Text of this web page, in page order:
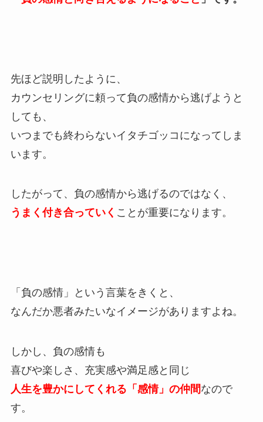
先ほど説明したように、
カウンセリングに頼って負の感情から逃げようと
しても、
いつまでも終わらないイタチゴッコになってしま
います。
したがって、負の感情から逃げるのではなく、
うまく付き合っていく ことが重要になります。
「負の感情」という言葉をきくと、
なんだか悪者みたいなイメージがありますよね。
しかし、負の感情も
喜びや楽しさ、充実感や満足感と同じ
人生を豊かにしてくれる「感情」の仲間なので
す。